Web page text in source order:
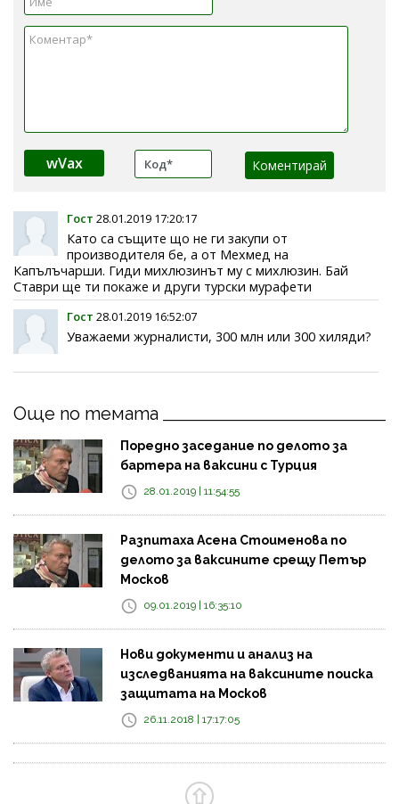
wVax
Гост 28.01.2019 17:20:17
Като са същите що не ги закупи от
производителя бе, а от Мехмед на
Капълъчарши. Гиди михлюзинът му с михлюзин. Бай
Ставри ще ти покаже и други турски мурафети
Гост 28.01.2019 16:52:07
Уважаеми журналисти, 300 млн или 300 хиляди?
Още по темата
Поредно заседание по делото за
бартера на ваксини с Турция
28.01.2019 | 11:54:55
Разпитаха Асена Стоименова по
делото за ваксините срещу Петър
Москов
09.01.2019 | 16:35:10
Нови документи и анализ на
изследванията на ваксините поиска
защитата на Москов
26.11.2018 | 17:17:05